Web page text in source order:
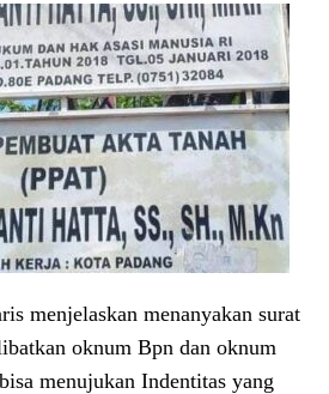
menjelaskan menanyakan surat
oknum Bpn dan oknum
menujukan Indentitas yang